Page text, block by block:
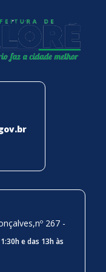
267 -
e das 13h às